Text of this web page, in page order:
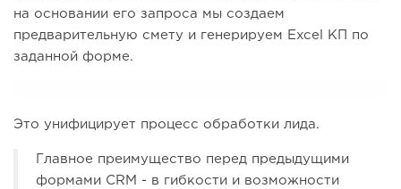
на основании его запроса мы создаем
предварительную смету и генерируем Excel КП по
заданной форме.
Это унифицирует процесс обработки лида.
Главное преимущество перед предыдущими
формами CRM - в гибкости и возможности